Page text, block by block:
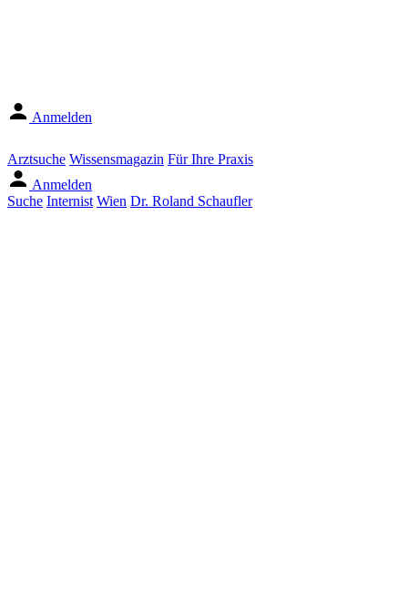
Anmelden
Arztsuche Wissensmagazin Für Ihre Praxis
Anmelden
Suche Internist Wien Dr. Roland Schaufler